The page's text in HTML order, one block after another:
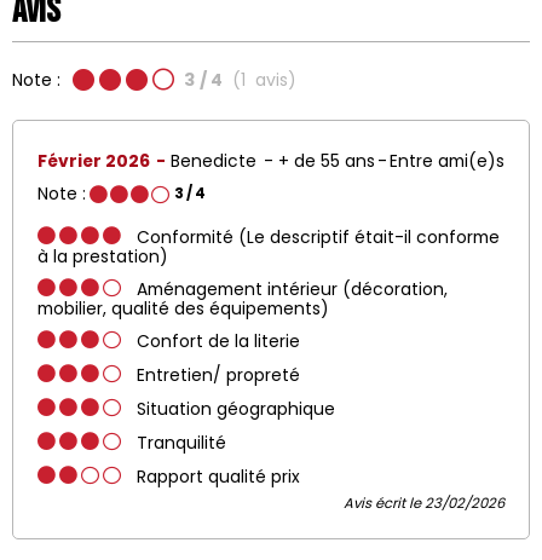
Avis
Note : 3 / 4 (1 avis)
Février 2026 Benedicte + de 55 ans
Entre ami(e)s
Note :
3/ 4
Conformité (Le descriptif était-il conforme
à la prestation)
Aménagement intérieur (décoration,
mobilier, qualité des équipements)
Confort de la literie
Entretien/ propreté
Situation géographique
Tranquilité
Rapport qualité prix
Avis écrit le 23/02/2026